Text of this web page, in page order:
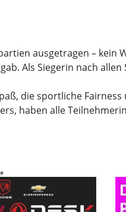
ausgetragen – kein
Als Siegerin nach
die sportliche
haben alle